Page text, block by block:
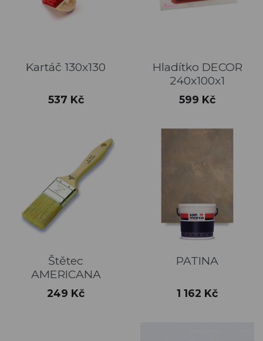
Kartáč 130x130
Cena
537 Kč
Hladítko DECOR
240x100x1
Cena
599 Kč
Štětec
AMERICANA
Cena
249 Kč
PATINA
Cena
1 162 Kč